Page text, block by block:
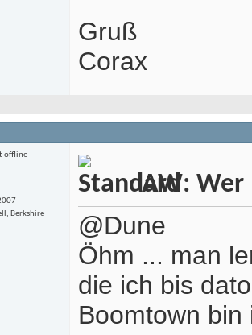
Gruß
Corax
Berkshire
AW: Wer
@Dune
Öhm ... man
die ich bis
Boomtown